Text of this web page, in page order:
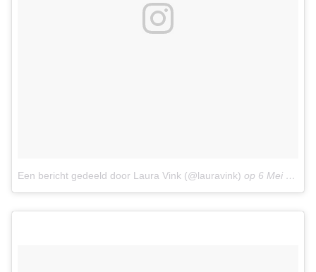
Een bericht gedeeld door Laura Vink (@lauravink) op 6 Mei 2015 om 1:38 PDT